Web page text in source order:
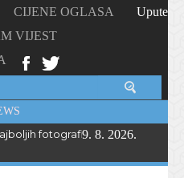
CIJENE OGLASA
VIJEST
Upute
fotografija – PhotoCity2026
9. 8. 2026.